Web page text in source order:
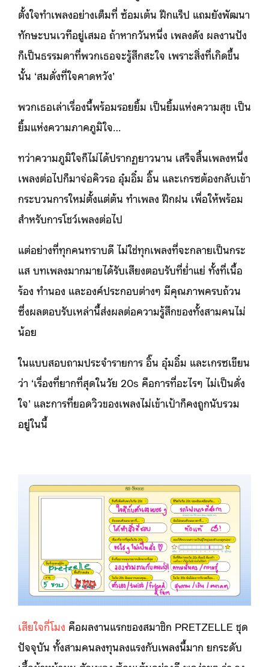
ตั้งใจทำเพลงอย่างเต็มที่ ซ้อมเต้น ฝึกแร็ป แถมยังพัฒนา
ทักษะบนเวทีอยู่เสมอ ถ้าหากวันหนึ่ง เพลงดัง ผลงานปัง
ก็เป็นธรรมดาที่พวกเธอจะรู้สึกสะใจ เพราะสิ่งที่เกิดขึ้น
นั้น ‘สมดั่งที่ใจคาดหวัง’
พวกเธอเล่าเรื่องนี้พร้อมรอยยิ้ม เป็นยิ้มแห่งความสุข เป็น
ยิ้มแห่งความภาคภูมิใจ…
ทว่าความภูมิใจก็ไม่ได้ปรากฏยาวนาน เสร็จสิ้นเพลงหนึ่ง
เพลงต่อไปก็มาจ่อคิวรอ อุ๋มอิ๋ม อิ๊น และเกรซต้องกลับเข้า
กระบวนการใหม่ตั้งแต่ต้น ทำเพลง ฝึกฝน เพื่อให้พร้อม
สำหรับการโชว์เพลงต่อไป
แต่อย่างที่ทุกคนทราบดี ไม่ใช่ทุกเพลงที่จะกลายเป็นกระ
แส บทเพลงมากมายได้รับเสียงตอบรับที่ย่ำแย่ ทั้งที่เนื้อ
ร้อง ทำนอง และองค์ประกอบต่างๆ มีคุณภาพครบถ้วน
ซึ่งผลตอบรับเหล่านี้ส่งผลต่อความรู้สึกของทั้งสามคนไม่
น้อย
ในแบบสอบถามประจำรายการ อิ๊น อุ๋มอิ๋ม และเกรซเขียน
ว่า ‘เรื่องที่ยากที่สุดในวัย 20s คือการที่อะไรๆ ไม่เป็นดั่ง
ใจ’ และการที่ยอดวิวของเพลงไม่เข้าเป้าก็คงถูกนับรวม
อยู่ในนี้
เสียใจกี่โมง คือผลงานแรกของสมาชิก PRETZELLE ชุด
ปัจจุบัน ทั้งสามคนลงทุนลงแรงกับเพลงนี้มาก ยกระดับ